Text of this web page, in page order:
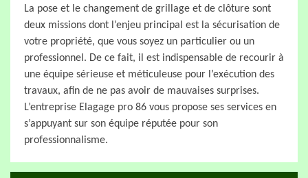
La pose et le changement de grillage et de clôture sont
deux missions dont l’enjeu principal est la sécurisation de
votre propriété, que vous soyez un particulier ou un
professionnel. De ce fait, il est indispensable de recourir à
une équipe sérieuse et méticuleuse pour l’exécution des
travaux, afin de ne pas avoir de mauvaises surprises.
L’entreprise Elagage pro 86 vous propose ses services en
s’appuyant sur son équipe réputée pour son
professionnalisme.